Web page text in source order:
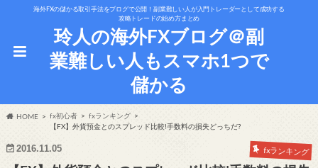
海外FXの儲かる取引手法をブログで公開！副業難しい人が入門トレーダーとして成功する
攻略トレードの始め方まとめ
玲人の海外FXブログ＠副
業難しい人もスマホ1つで
儲かる
HOME fx初心者
fxランキング
【FX】外貨預金とのスプレッド比較!手数料の損失どっちだ?
2016.11.05 fxランキング